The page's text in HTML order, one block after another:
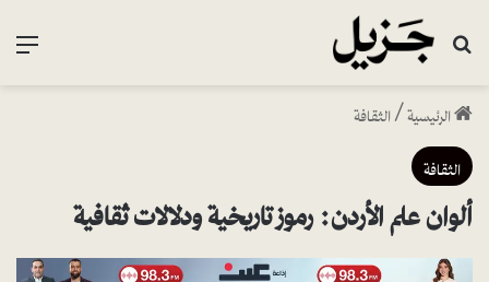
بحث عن
الرئيسية/الثقافة
الثقافة
ألوان علم الأردن: رموز تاريخية ودلالات ثقافية